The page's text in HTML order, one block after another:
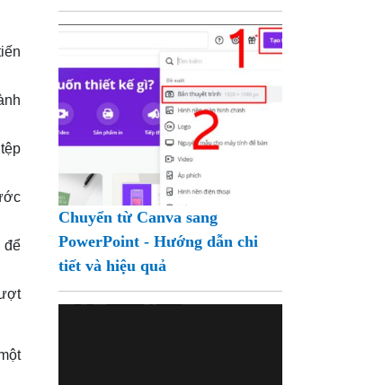
để
Chuyển từ Canva sang
PowerPoint - Hướng dẫn chi
tiết và hiệu quả